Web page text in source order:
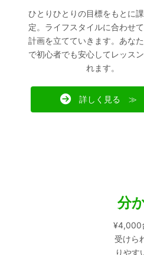
ひとりひとりの目標をもとに
定。ライフスタイルに合わせ
計画を立てていきます。あな
で初心者でも安心してレッス
れます。
詳しく見る ≫
分
¥4,000
受けら
りやす